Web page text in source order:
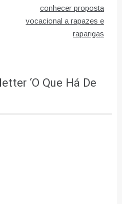
conhecer proposta
vocacional a rapazes e
raparigas
‘O Que Há De